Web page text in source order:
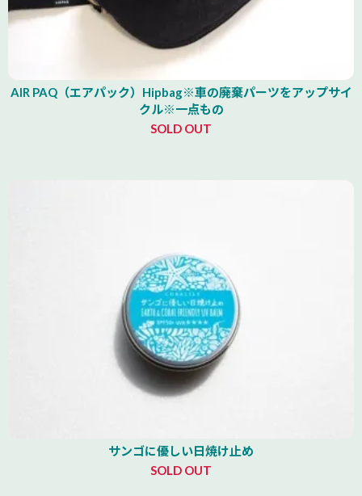
AIR PAQ（エアパック）Hipbag※車の廃棄パーツをアップサイ
クル※一点もの
SOLD OUT
サンゴに優しい日焼け止め
SOLD OUT